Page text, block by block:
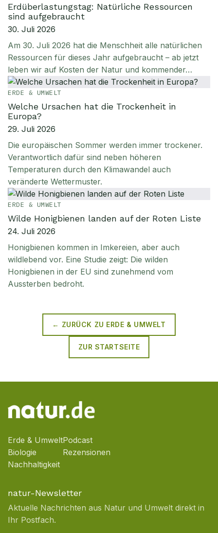
Erdüberlastungstag: Natürliche Ressourcen
sind aufgebraucht
30. Juli 2026
Am 30. Juli 2026 hat die Menschheit alle natürlichen
Ressourcen für dieses Jahr aufgebraucht – ab jetzt
leben wir auf Kosten der Natur und kommender…
ERDE & UMWELT
Welche Ursachen hat die Trockenheit in
Europa?
29. Juli 2026
Die europäischen Sommer werden immer trockener.
Verantwortlich dafür sind neben höheren
Temperaturen durch den Klimawandel auch
veränderte Wettermuster.
ERDE & UMWELT
Wilde Honigbienen landen auf der Roten Liste
24. Juli 2026
Honigbienen kommen in Imkereien, aber auch
wildlebend vor. Eine Studie zeigt: Die wilden
Honigbienen in der EU sind zunehmend vom
Aussterben bedroht.
← ZURÜCK ZU ERDE & UMWELT
ZUR STARTSEITE
Erde & Umwelt
Biologie
Nachhaltigkeit
Podcast
Rezensionen
natur-Newsletter
Aktuelle Nachrichten aus Natur und Umwelt direkt in
Ihr Postfach.